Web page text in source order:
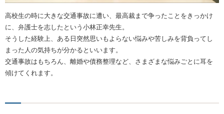
高校生の時に大きな交通事故に遭い、最高裁まで争ったことをきっかけ
に、弁護士を志したという小林正幸先生。
そうした経験上、ある日突然思いもよらない悩みや苦しみを背負ってし
まった人の気持ちが分かるといいます。
交通事故はもちろん、離婚や債務整理など、さまざまな悩みごとに耳を
傾けてくれます。